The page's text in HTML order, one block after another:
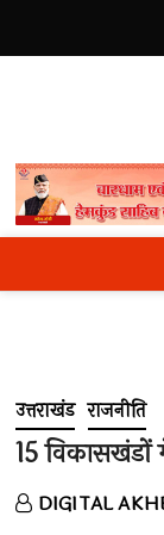
content
उत्तराखंड राजनीति
15 विकासखंडों
DIGITAL